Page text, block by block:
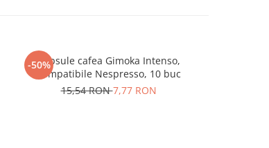
-50%
Capsule cafea Gimoka Intenso,
Compatibile Nespresso, 10 buc
15,54 RON7,77 RON